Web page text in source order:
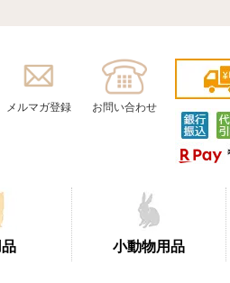
メルマガ登録 お問い合わせ
小動物用品